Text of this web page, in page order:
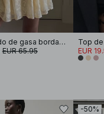
Minivestido de gasa bordada de manga larga
EUR 65.95 EUR
-50%